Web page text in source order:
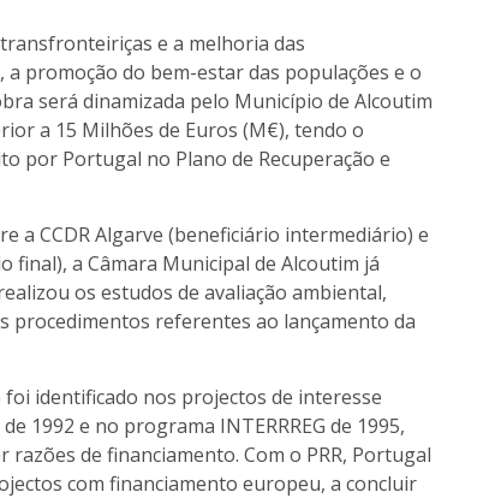
e a melhoria das
promoção do bem-estar das populações e o
será dinamizada pelo Município de Alcoutim
a 15 Milhões de Euros (M€), tendo o
por Portugal no Plano de Recuperação e
a CCDR Algarve (beneficiário intermediário) e
final), a Câmara Municipal de Alcoutim já
os estudos de avaliação ambiental,
referentes ao lançamento da
identificado nos projectos de interesse
1992 e no programa INTERRREG de 1995,
de financiamento. Com o PRR, Portugal
com financiamento europeu, a concluir